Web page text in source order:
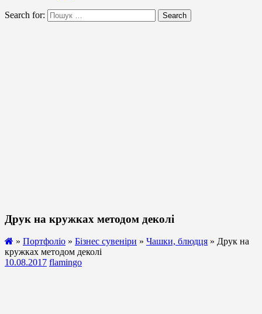
Search for: Search
Друк на кружках методом деколі
» Портфоліо » Бізнес сувеніри » Чашки, блюдця » Друк на
кружках методом деколі
10.08.2017 flamingo